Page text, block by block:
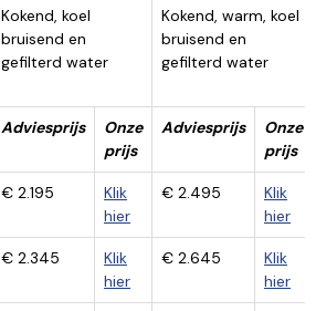
Kokend, koel
bruisend en
gefilterd water
Kokend, warm, koel
bruisend en
gefilterd water
Adviesprijs
Onze
prijs
Adviesprijs
Onze
prijs
€ 2.195
Klik
hier
€ 2.495
Klik
hier
€ 2.345
Klik
hier
€ 2.645
Klik
hier